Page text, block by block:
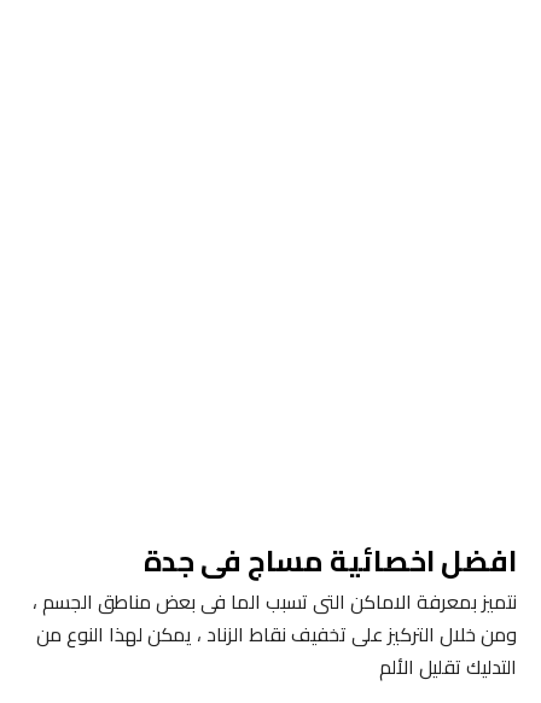
افضل اخصائية مساج فى جدة
نتميز بمعرفة الاماكن التى تسبب الما فى بعض مناطق الجسم ،
ومن خلال التركيز على تخفيف نقاط الزناد ، يمكن لهذا النوع من
التدليك تقليل الألم